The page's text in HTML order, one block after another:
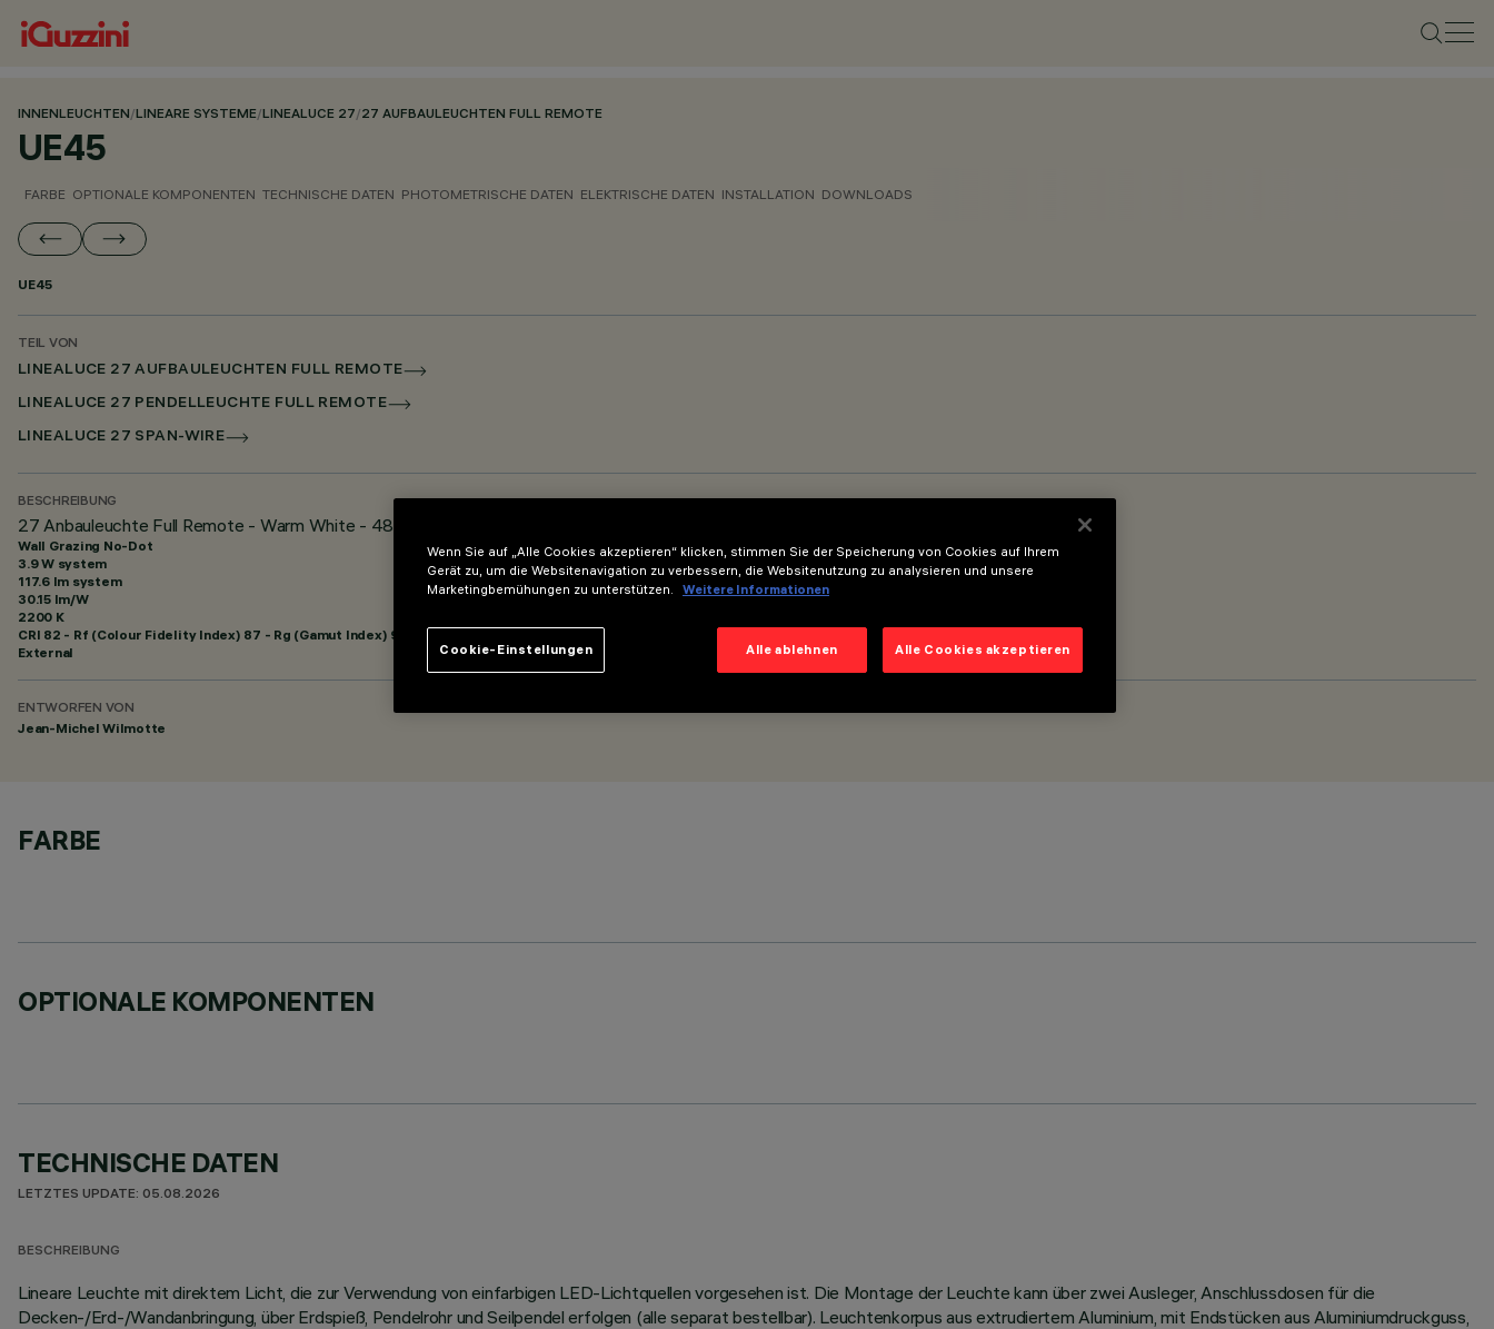
INNENLEUCHTEN/LINEARE SYSTEME/LINEALUCE 27/27 AUFBAULEUCHTEN FULL REMOTE
UE45
FARBE OPTIONALE KOMPONENTEN TECHNISCHE DATEN PHOTOMETRISCHE DATEN ELEKTRISCHE DATEN INSTALLATION DOWNLOADS
UE45
TEIL VON
LINEALUCE 27 AUFBAULEUCHTEN FULL REMOTE
LINEALUCE 27 PENDELLEUCHTE FULL REMOTE
LINEALUCE 27 SPAN-WIRE
BESCHREIBUNG
27 Anbauleuchte Full Remote - Warm White - 48Vdc - L=329mm - Optik Wall Grazing No Dot
Wall Grazing No-Dot
3.9 W system
117.6 lm system
30.15 lm/W
2200 K
CRI 82 - Rf (Colour Fidelity Index) 87 - Rg (Gamut Index) 97
External
ENTWORFEN VON
Jean-Michel Wilmotte
FARBE
OPTIONALE KOMPONENTEN
TECHNISCHE DATEN
LETZTES UPDATE: 05.08.2026
BESCHREIBUNG
Lineare Leuchte mit direktem Licht, die zur Verwendung von einfarbigen LED-Lichtquellen vorgesehen ist. Die Montage der Leuchte kann über zwei Ausleger, Anschlussdosen für die
Decken-/Erd-/Wandanbringung, über Erdspieß, Pendelrohr und Seilpendel erfolgen (alle separat bestellbar). Leuchtenkorpus aus extrudiertem Aluminium, mit Endstücken aus Aluminiumdruckguss,
Wenn Sie auf „Alle Cookies akzeptieren“ klicken, stimmen Sie der Speicherung von Cookies auf Ihrem
Gerät zu, um die Websitenavigation zu verbessern, die Websitenutzung zu analysieren und unsere
Marketingbemühungen zu unterstützen.
Weitere Informationen
Alle ablehnen Alle Cookies akzeptieren
Cookie-Einstellungen